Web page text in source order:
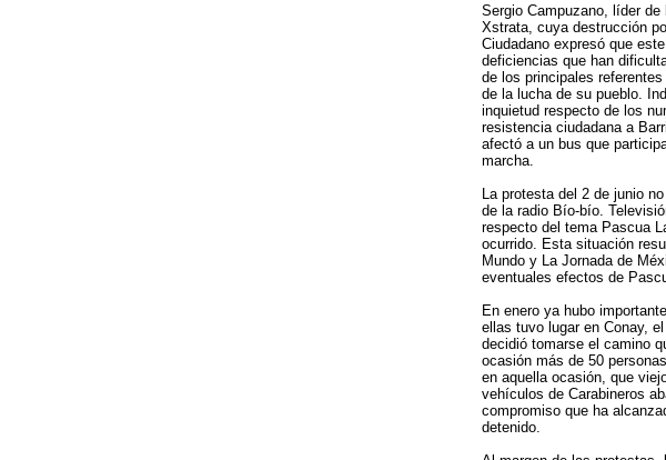
Sergio Campuzano, líder
Xstrata, cuya destrucción
Ciudadano expresó que
deficiencias que han
de los principales
de la lucha de su pueblo.
inquietud respecto de los
resistencia ciudadana a
afectó a un bus que
marcha.
La protesta del 2 de junio
de la radio Bío-bío.
respecto del tema Pascua
ocurrido. Esta situación
Mundo y La Jornada de
eventuales efectos de
En enero ya hubo
ellas tuvo lugar en Conay,
decidió tomarse el camino
ocasión más de 50
en aquella ocasión, que
vehículos de Carabineros
compromiso que ha
detenido.